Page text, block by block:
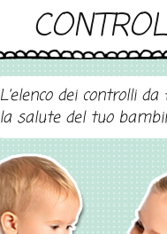
L’elenco dei controlli
la salute del tuo